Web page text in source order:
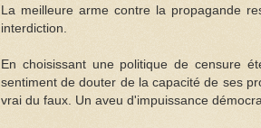
La meilleure arme contre la propagande
interdiction.
En choisissant une politique de censure
sentiment de douter de la capacité de ses
vrai du faux. Un aveu d'impuissance